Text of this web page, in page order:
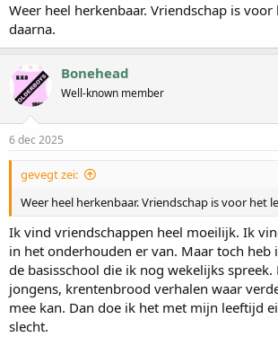
Weer heel herkenbaar. Vriendschap is
daarna.
Bonehead
Well-known member
6 dec 2025
gevegt zei:
Weer heel herkenbaar. Vriendschap is voor het
Ik vind vriendschappen heel moeilijk. Ik
in het onderhouden er van. Maar toch heb
de basisschool die ik nog wekelijks
jongens, krentenbrood verhalen waar
mee kan. Dan doe ik het met mijn leeftijd
slecht.